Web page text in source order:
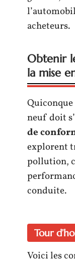
acheteurs.
Obtenir
la mise
neuf doit
de
explorent
pollution,
conduite.
Tour
Voici les